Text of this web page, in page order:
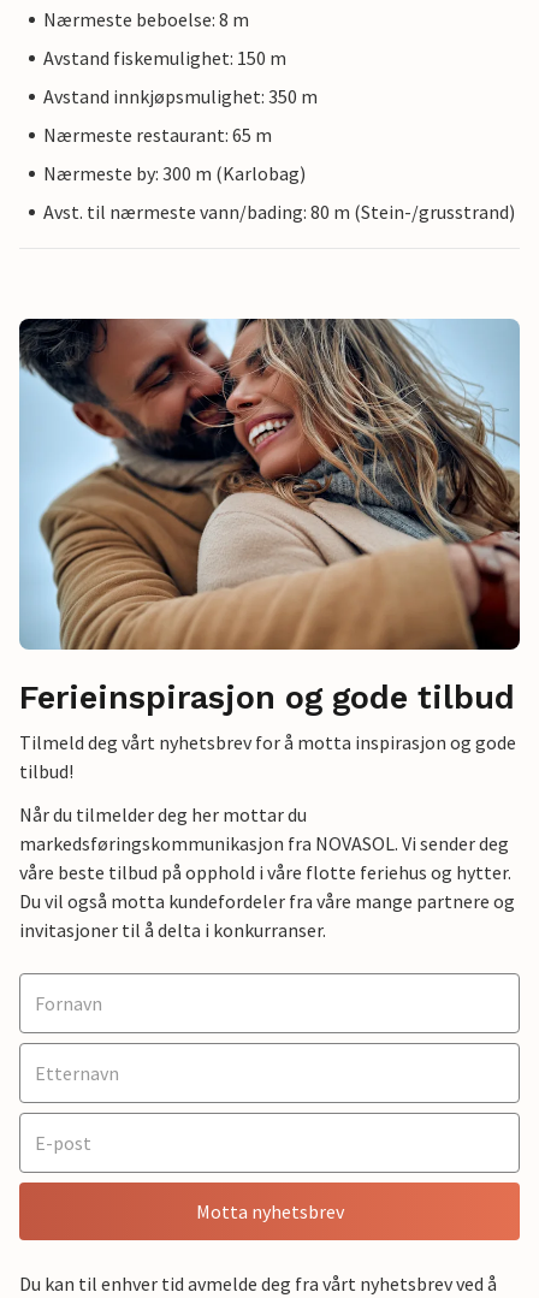
Nærmeste beboelse: 8 m
Avstand fiskemulighet: 150 m
Avstand innkjøpsmulighet: 350 m
Nærmeste restaurant: 65 m
Nærmeste by: 300 m (Karlobag)
Avst. til nærmeste vann/bading: 80 m (Stein-/grusstrand)
Ferieinspirasjon og gode tilbud
Tilmeld deg vårt nyhetsbrev for å motta inspirasjon og gode
tilbud!
Når du tilmelder deg her mottar du
markedsføringskommunikasjon fra NOVASOL. Vi sender deg
våre beste tilbud på opphold i våre flotte feriehus og hytter.
Du vil også motta kundefordeler fra våre mange partnere og
invitasjoner til å delta i konkurranser.
Motta nyhetsbrev
Du kan til enhver tid avmelde deg fra vårt nyhetsbrev ved å